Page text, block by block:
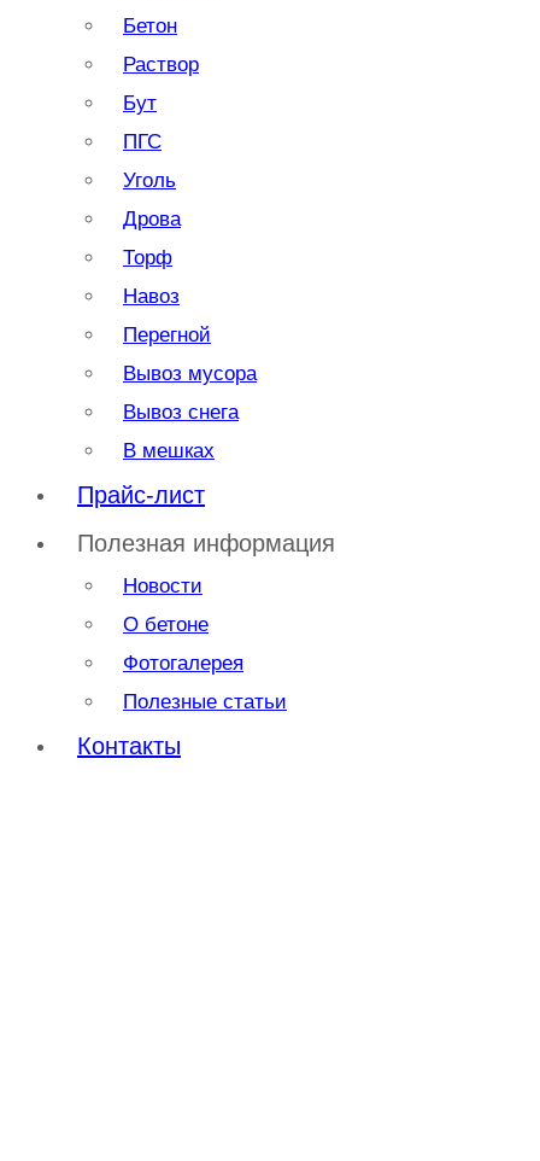
Бетон
Раствор
Бут
ПГС
Уголь
Дрова
Торф
Навоз
Перегной
Вывоз мусора
Вывоз снега
В мешках
Прайс-лист
Полезная информация
Новости
О бетоне
Фотогалерея
Полезные статьи
Контакты